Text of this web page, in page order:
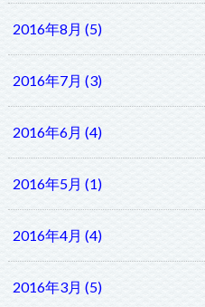
2016年8月 (5)
2016年7月 (3)
2016年6月 (4)
2016年5月 (1)
2016年4月 (4)
2016年3月 (5)